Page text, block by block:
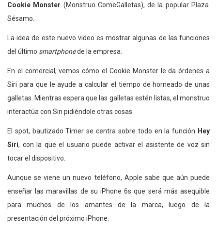
Cookie Monster (Monstruo ComeGalletas), de la popular Plaza
Sésamo.
La idea de este nuevo video es mostrar algunas de las funciones
del último smartphonede la empresa.
En el comercial, vemos cómo el Cookie Monster le da órdenes a
Siri para que le ayude a calcular el tiempo de horneado de unas
galletas. Mientras espera que las galletas estén listas, el monstruo
interactúa con Siri pidiéndole otras cosas.
El spot, bautizado Timer se centra sobre todo en la función Hey
Siri, con la que el usuario puede activar el asistente de voz sin
tocar el dispositivo.
Aunque se viene un nuevo teléfono, Apple sabe que aún puede
enseñar las maravillas de su iPhone 6s que será más asequible
para muchos de los amantes de la marca, luego de la
presentación del próximo iPhone.